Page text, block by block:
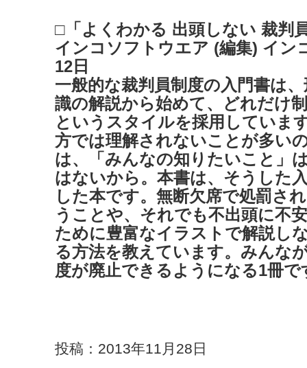
□「よくわかる 出頭しない 裁判
インコソフトウエア (編集) イン
12日
一般的な裁判員制度の入門書は
識の解説から始めて、どれだけ
というスタイルを採用していま
方では理解されないことが多い
は、「みんなの知りたいこと」
はないから。本書は、そうした
した本です。無断欠席で処罰さ
うことや、それでも不出頭に不
ために豊富なイラストで解説し
る方法を教えています。みんな
度が廃止できるようになる1冊で
投稿：2013年11月28日